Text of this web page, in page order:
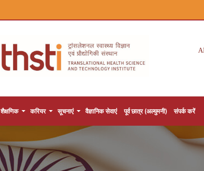
शैक्षणिक करियर सूचनाएं वैज्ञानिक सेवाएं पूर्व छात्र (अल्युमनी) संपर्क करें